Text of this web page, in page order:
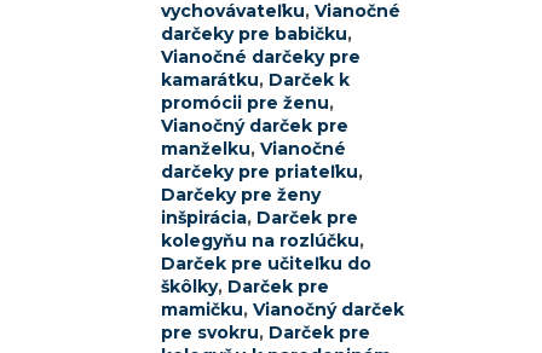
vychovávateľku, Vianočné
darčeky pre babičku,
Vianočné darčeky pre
kamarátku, Darček k
promócii pre ženu,
Vianočný darček pre
manželku, Vianočné
darčeky pre priateľku,
Darčeky pre ženy
inšpirácia, Darček pre
kolegyňu na rozlúčku,
Darček pre učiteľku do
škôlky, Darček pre
mamičku, Vianočný darček
pre svokru, Darček pre